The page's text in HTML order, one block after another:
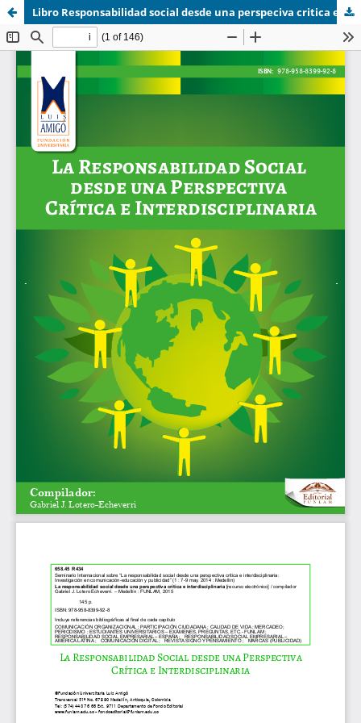
Libro Responsabilidad social desde una perspeciva critica e interdisciplinaria.pdf